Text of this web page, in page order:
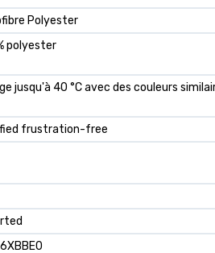
Polyester
polyester
jusqu'à 40 °C avec des couleurs
frustration-free